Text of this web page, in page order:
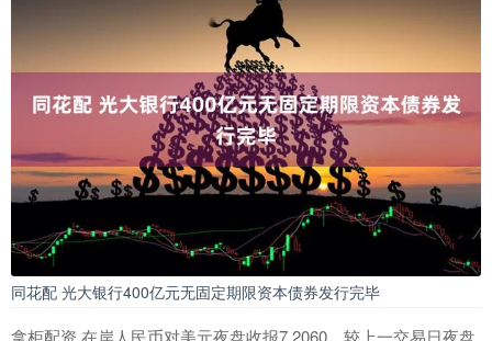
同花配 光大银行400亿元无固定期限资本债券发行完毕
拿柜配资 在岸人民币对美元夜盘收报7.2060，较上一交易日夜盘